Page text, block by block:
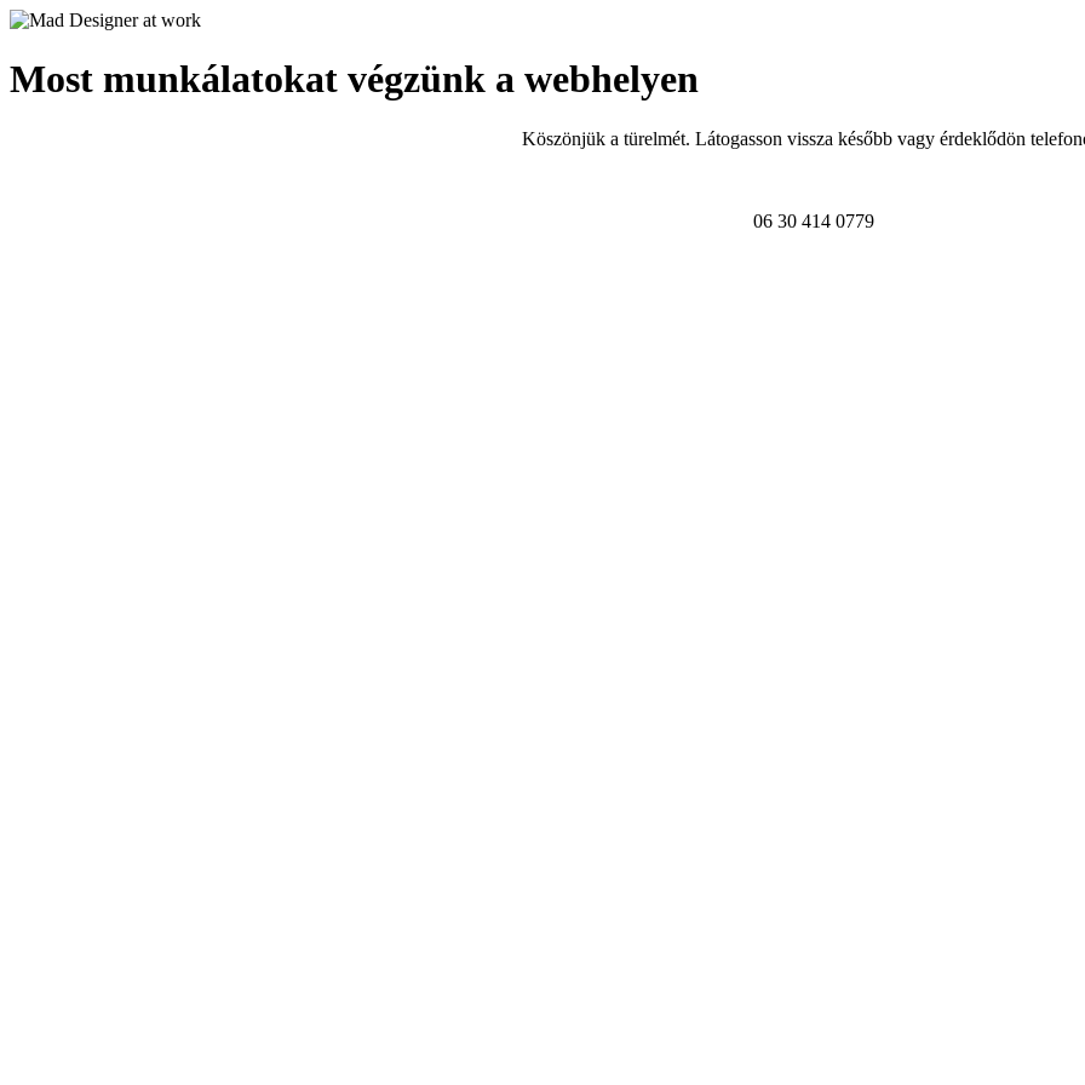
Most munkálatokat végzünk a webhelyen
Köszönjük a türelmét. Látogasson vissza később vagy érdeklődön
06 30 414 0779